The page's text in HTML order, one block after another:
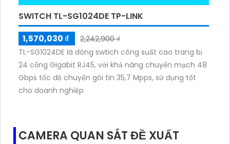
SWITCH TL-SG1024DE TP-LINK
1,570,030 ₫
2,242,900 ₫
TL-SG1024DE là dòng swtich công suất cao trang bị
24 cổng Gigabit RJ45, với khả năng chuyển mạch 48
Gbps tốc độ chuyển gói tin 35,7 Mpps, sử dụng tốt
cho doanh nghiệp
CAMERA QUAN SÁT ĐỀ XUẤT